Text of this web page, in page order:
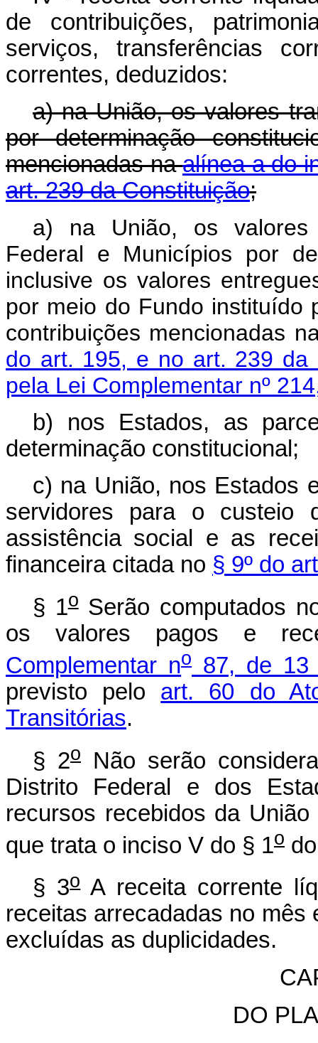
de contribuições,
serviços, transferências
correntes, deduzidos:
a) na União, os valores
por determinação
mencionadas naalínea a do
art. 239 da Constituição;
a) na União, os valores
Federal e Municípios por
inclusive os valores
por meio do Fundo instituído
contribuições mencionadas
do art. 195, e no art. 239 da
pela Lei Complementar nº
b)
nos Estados, as
determinação constitucional;
c) na União, nos Estados
servidores para o custeio
assistência social e as
financeira citada no § 9º do
§ 1oSerão computados
os valores pagos e
Complementar no87, de 13
previsto pelo art. 60 do
Transitórias.
§ 2o
Não serão
Distrito Federal e dos
recursos recebidos da
que trata o inciso V do § 1o
§ 3oA receita corrente
receitas arrecadadas no mês
excluídas as duplicidades.
DO